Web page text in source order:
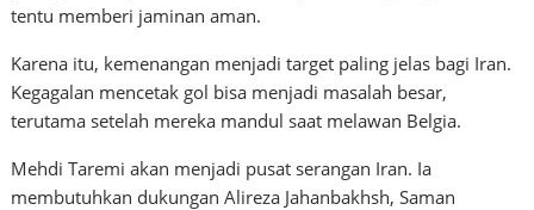
tentu memberi jaminan aman.
Karena itu, kemenangan menjadi target paling jelas bagi Iran.
Kegagalan mencetak gol bisa menjadi masalah besar,
terutama setelah mereka mandul saat melawan Belgia.
Mehdi Taremi akan menjadi pusat serangan Iran. Ia
membutuhkan dukungan Alireza Jahanbakhsh, Saman